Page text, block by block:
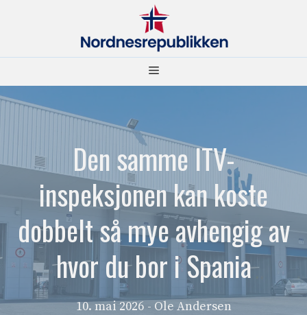
Meny
Den samme ITV-
inspeksjonen kan koste
dobbelt så mye avhengig av
hvor du bor i Spania
10. mai 2026 - Ole Andersen